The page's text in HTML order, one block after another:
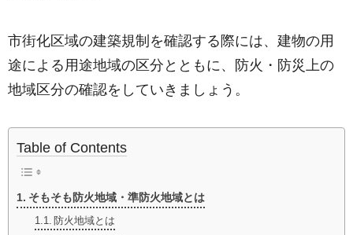
市街化区域の建築規制を確認する際には、建物の用
途による用途地域の区分とともに、防火・防災上の
地域区分の確認をしていきましょう。
Table of Contents
そもそも防火地域・準防火地域とは
防火地域とは